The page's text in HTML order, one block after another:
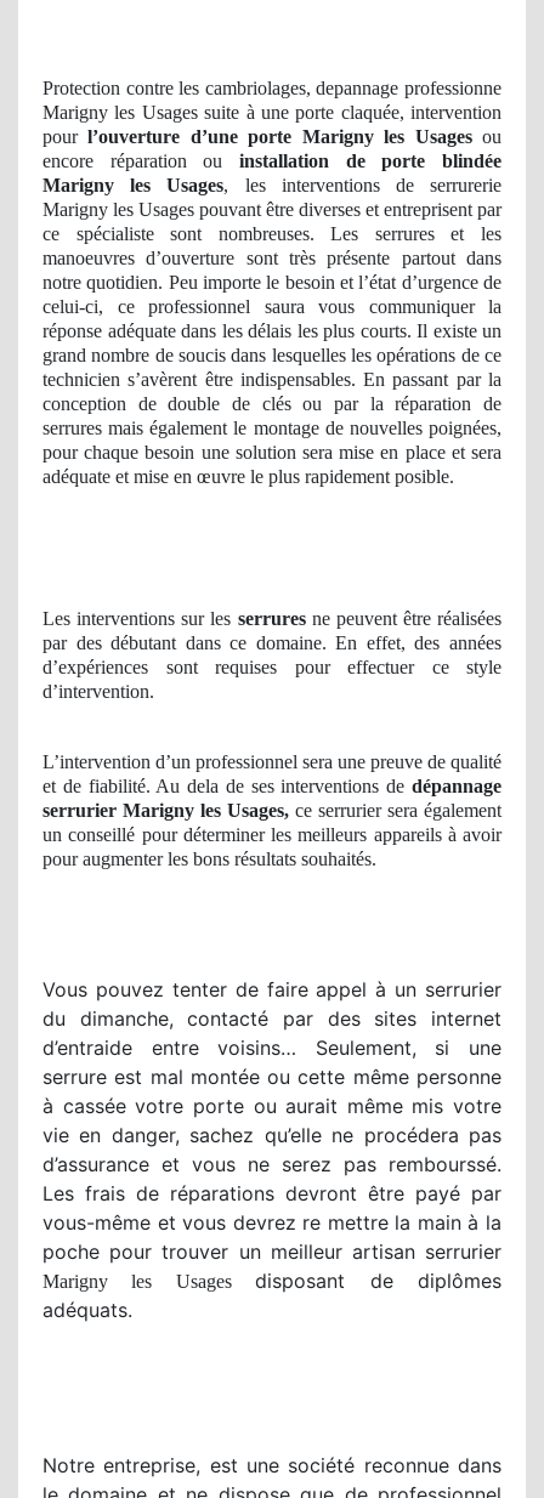
Protection contre les cambriolages, depannage professionne
Marigny les Usages suite à une porte claquée, intervention
pourl’ouverture d’une porte Marigny les Usagesou
encore réparation ou installation de porte blindée
Marigny les Usages, les interventions de serrurerie
Marigny les Usages pouvant être diverses et entreprisent par
ce spécialiste sont nombreuses. Les serrures et les
manoeuvres d’ouverture sont très présente partout dans
notre quotidien. Peu importe le besoin et l’état d’urgence de
celui-ci, ce professionnel saura vous communiquer la
réponse adéquate dans les délais les plus courts. Il existe un
grand nombre de soucis dans lesquelles les opérations de ce
technicien s’avèrent être indispensables. En passant par la
conception de double de clés ou par la réparation de
serrures mais également le montage de nouvelles poignées,
pour chaque besoin une solution sera mise en place et sera
adéquate et mise en œuvre le plus rapidement posible.
Les interventions sur les serruresne peuvent être réalisées
par des débutant dans ce domaine. En effet, des années
d’expériences sont requises pour effectuer ce style
d’intervention.
L’intervention d’un professionnel sera une preuve de qualité
et de fiabilité. Au dela de ses interventions de dépannage
serrurier Marigny les Usages, ce serrurier sera également
un conseillé pour déterminer les meilleurs appareils à avoir
pour augmenter les bons résultats souhaités.
Vous pouvez tenter de faire appel à un serrurier
du dimanche, contacté par des sites internet
d’entraide entre voisins… Seulement, si une
serrure est mal montée ou cette même personne
à cassée votre porte ou aurait même mis votre
vie en danger, sachez qu’elle ne procédera pas
d’assurance et vous ne serez pas rembourssé.
Les frais de réparations devront être payé par
vous-même et vous devrez re mettre la main à la
poche pour trouver un meilleur artisan serrurier
Marigny les Usagesdisposant de diplômes
adéquats.
Notre entreprise, est une société reconnue dans